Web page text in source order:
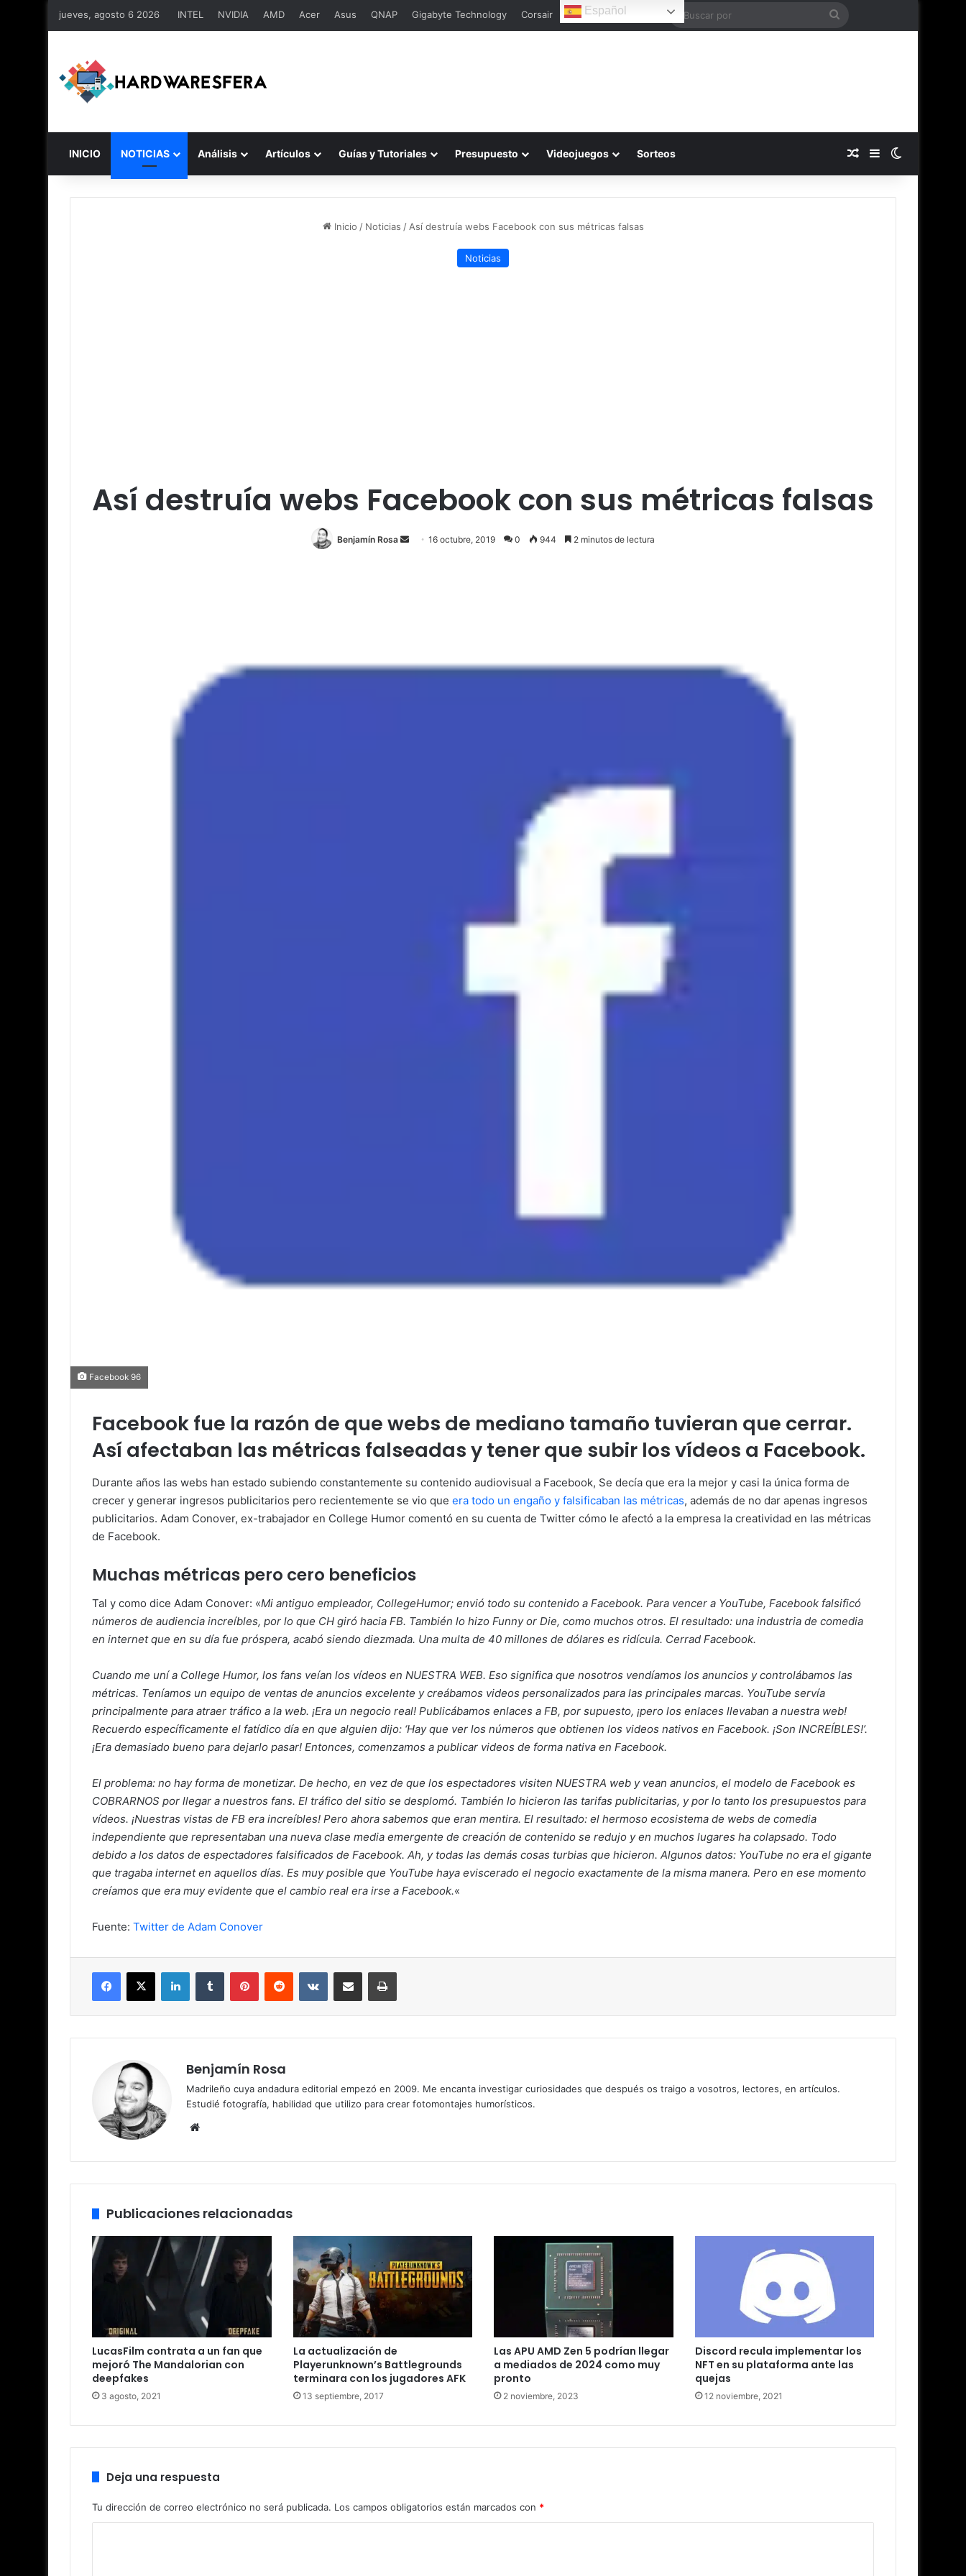
jueves, agosto 6 2026 INTEL NVIDIA AMD Acer Asus QNAP Gigabyte Technology Corsair Español
Buscar
INICIO NOTICIAS Análisis Artículos Guías y Tutoriales Presupuesto Videojuegos Sorteos Publicación al azar
Barra lateral
Inicio / Noticias / Así destruía webs Facebook con sus métricas falsas
Noticias
Así destruía webs Facebook con sus métricas falsas
Benjamín Rosa
Send16 octubre, 2019 0 944 2 minutos de lectura
Facebook 96
Facebook fue la razón de que webs de mediano tamaño tuvieran que cerrar.
Así afectaban las métricas falseadas y tener que subir los vídeos a Facebook.
Durante años las webs han estado subiendo constantemente su contenido audiovisual a Facebook, Se decía que era la mejor y casi la única forma de
crecer y generar ingresos publicitarios pero recientemente se vio que era todo un engaño y falsificaban las métricas, además de no dar apenas ingresos
publicitarios. Adam Conover, ex-trabajador en College Humor comentó en su cuenta de Twitter cómo le afectó a la empresa la creatividad en las métricas
de Facebook.
Muchas métricas pero cero beneficios
Tal y como dice Adam Conover: «Mi antiguo empleador, CollegeHumor; envió todo su contenido a Facebook. Para vencer a YouTube, Facebook falsificó
números de audiencia increíbles, por lo que CH giró hacia FB. También lo hizo Funny or Die, como muchos otros. El resultado: una industria de comedia
en internet que en su día fue próspera, acabó siendo diezmada. Una multa de 40 millones de dólares es ridícula. Cerrad Facebook.
Cuando me uní a College Humor, los fans veían los vídeos en NUESTRA WEB. Eso significa que nosotros vendíamos los anuncios y controlábamos las
métricas. Teníamos un equipo de ventas de anuncios excelente y creábamos videos personalizados para las principales marcas. YouTube servía
principalmente para atraer tráfico a la web. ¡Era un negocio real! Publicábamos enlaces a FB, por supuesto, ¡pero los enlaces llevaban a nuestra web!
Recuerdo específicamente el fatídico día en que alguien dijo: ‘Hay que ver los números que obtienen los videos nativos en Facebook. ¡Son INCREÍBLES!’.
¡Era demasiado bueno para dejarlo pasar! Entonces, comenzamos a publicar videos de forma nativa en Facebook.
El problema: no hay forma de monetizar. De hecho, en vez de que los espectadores visiten NUESTRA web y vean anuncios, el modelo de Facebook es
COBRARNOS por llegar a nuestros fans. El tráfico del sitio se desplomó. También lo hicieron las tarifas publicitarias, y por lo tanto los presupuestos para
vídeos. ¡Nuestras vistas de FB era increíbles! Pero ahora sabemos que eran mentira. El resultado: el hermoso ecosistema de webs de comedia
independiente que representaban una nueva clase media emergente de creación de contenido se redujo y en muchos lugares ha colapsado. Todo
debido a los datos de espectadores falsificados de Facebook. Ah, y todas las demás cosas turbias que hicieron. Algunos datos: YouTube no era el gigante
que tragaba internet en aquellos días. Es muy posible que YouTube haya eviscerado el negocio exactamente de la misma manera. Pero en ese momento
creíamos que era muy evidente que el cambio real era irse a Facebook.«
Fuente: Twitter de Adam Conover
Facebook
X LinkedInTumblr PinterestReddit VKontakteCompartir por correo electrónicoImprimir
Benjamín Rosa
Madrileño cuya andadura editorial empezó en 2009. Me encanta investigar curiosidades que después os traigo a vosotros, lectores, en artículos.
Estudié fotografía, habilidad que utilizo para crear fotomontajes humorísticos.
Publicaciones relacionadas
LucasFilm contrata a un fan que
mejoró The Mandalorian con
deepfakes
3 agosto, 2021
La actualización de
Playerunknown’s Battlegrounds
terminara con los jugadores AFK
13 septiembre, 2017
Las APU AMD Zen 5 podrían llegar
a mediados de 2024 como muy
pronto
2 noviembre, 2023
Discord recula implementar los
NFT en su plataforma ante las
quejas
12 noviembre, 2021
Deja una respuesta
Tu dirección de correo electrónico no será publicada. Los campos obligatorios están marcados con *